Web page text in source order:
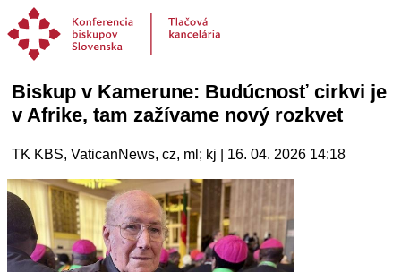
Biskup v Kamerune: Budúcnosť cirkvi je
v Afrike, tam zažívame nový rozkvet
TK KBS, VaticanNews, cz, ml; kj | 16. 04. 2026 14:18